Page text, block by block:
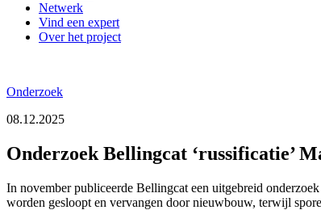
Netwerk
Vind een expert
Over het project
Onderzoek
08.12.2025
Onderzoek Bellingcat ‘russificatie’
In november publiceerde Bellingcat een uitgebreid
worden gesloopt en vervangen door nieuwbouw, terwijl